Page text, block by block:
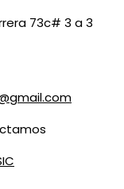
73c# 3 a 3